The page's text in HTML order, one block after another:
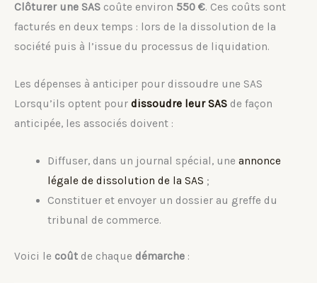
Clôturer une SAS coûte environ 550 €. Ces coûts sont
facturés en deux temps : lors de la dissolution de la
société puis à l’issue du processus de liquidation.
Les dépenses à anticiper pour dissoudre une SAS
Lorsqu’ils optent pour dissoudre leur SAS de façon
anticipée, les associés doivent :
Diffuser, dans un journal spécial, une annonce
légale de dissolution de la SAS ;
Constituer et envoyer un dossier au greffe du
tribunal de commerce.
Voici le coût de chaque démarche :